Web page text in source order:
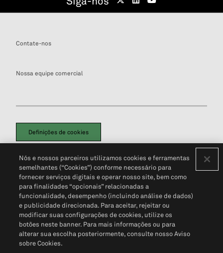
Contate-nos
Nossa equipe comercial
Definições de cookies
Política de PrivacidadePortal de privacidade do cliente (em inglês)
Não Venda Minhas Informações Pessoais© 2026 S&P Global
Nós e nossos parceiros utilizamos cookies e ferramentas
semelhantes (“Cookies”) conforme necessário para
fornecer serviços digitais e operar nosso site, bem como
para finalidades “opcionais” relacionadas a
funcionalidade, desempenho (incluindo análise de dados)
e publicidade direcionada. Para aceitar, rejeitar ou
modificar suas configurações de cookies, utilize os
botões neste banner. Para mais informações ou para
alterar sua escolha posteriormente, consulte nosso Aviso
sobre Cookies.